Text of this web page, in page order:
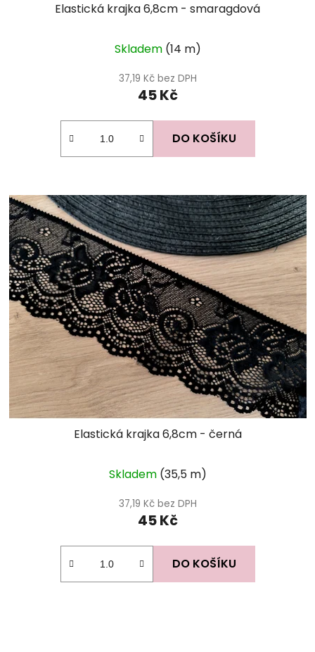
Elastická krajka 6,8cm - smaragdová
Skladem (14 m)
37,19 Kč bez DPH
45 Kč
DO KOŠÍKU
Elastická krajka 6,8cm - černá
Skladem (35,5 m)
37,19 Kč bez DPH
45 Kč
DO KOŠÍKU